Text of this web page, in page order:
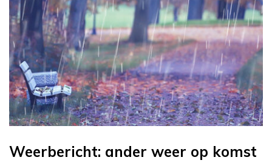
Weerbericht: ander weer op komst